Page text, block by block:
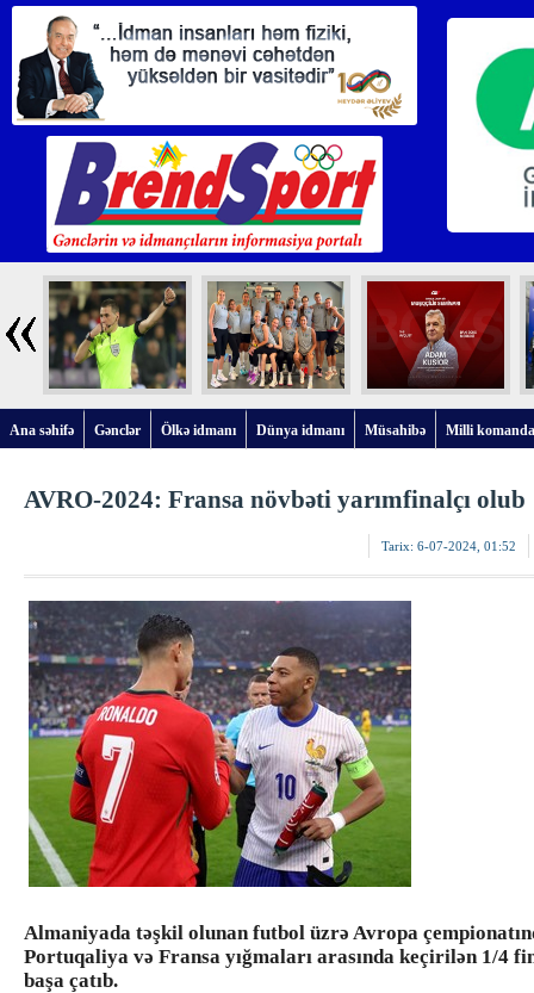
Ana səhifə Gənclər Ölkə idmanı Dünya idmanı Müsahibə Milli
AVRO-2024: Fransa növbəti yarımfinalçı olub
Tarix: 6-07-2024, 01:52
Almaniyada təşkil olunan futbol üzrə Avropa
Portuqaliya və Fransa yığmaları arasında keçirilən 1/4
başa çatıb.